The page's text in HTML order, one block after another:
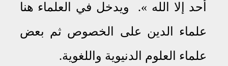
أحد إلا الله ». ويدخل في العلماء هنا
علماء الدين على الخصوص ثم بعض
علماء العلوم الدنيوية واللغوية.